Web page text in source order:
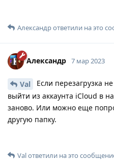
Александрответили на это
Александр 7 мар 2023
Val
Если перезагрузка
выйти из аккаунта iCloud в
заново. Или можно еще
другую папку.
Valответили на это